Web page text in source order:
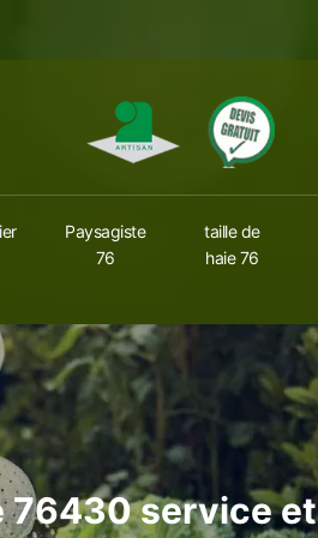
Paysagiste
76
taille de
haie 76
76430 service et